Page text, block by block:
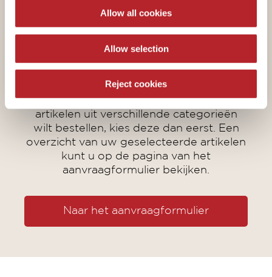
Allow all cookies
Allow selection
Reject cookies
NU BIJ UW DEALER
BESTELLEN
Heeft u alles geselecteerd wat u wilt
bestellen? Klik dan nu verder naar ons
aanvraagformulier. Als u nog andere
artikelen uit verschillende categorieën
wilt bestellen, kies deze dan eerst. Een
overzicht van uw geselecteerde artikelen
kunt u op de pagina van het
aanvraagformulier bekijken.
Naar het aanvraagformulier